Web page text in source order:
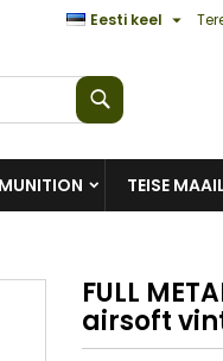
Eesti keel 
TEISE
FULL
airsoft